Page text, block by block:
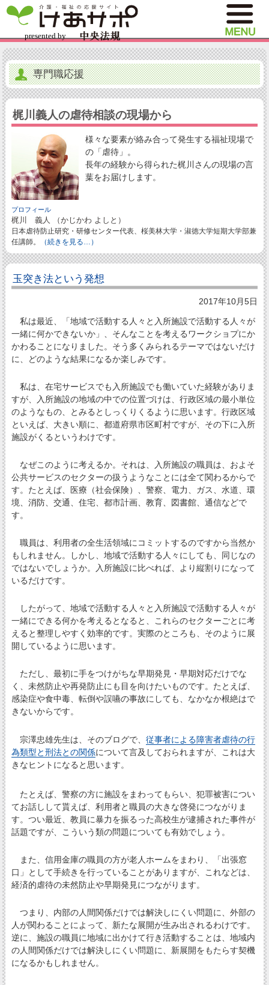
専門職応援
梶川義人の虐待相談の現場から
様々な要素が絡み合って発生する福祉現場で
の「虐待」。
長年の経験から得られた梶川さんの現場の言
葉をお届けします。
プロフィール
梶川 義人 （かじかわ よしと）
日本虐待防止研究・研修センター代表、桜美林大学・淑徳大学短期大学部兼
任講師。
（続きを見る…）
玉突き法という発想
2017年10月5日
私は最近、「地域で活動する人々と入所施設で活動する人々が
一緒に何かできないか」、そんなことを考えるワークショプにか
かわることになりました。そう多くみられるテーマではないだけ
に、どのような結果になるか楽しみです。
私は、在宅サービスでも入所施設でも働いていた経験がありま
すが、入所施設の地域の中での位置づけは、行政区域の最小単位
のようなもの、とみるとしっくりくるように思います。行政区域
といえば、大きい順に、都道府県市区町村ですが、その下に入所
施設がくるというわけです。
なぜこのように考えるか。それは、入所施設の職員は、およそ
公共サービスのセクターの扱うようなことには全て関わるからで
す。たとえば、医療（社会保険）、警察、電力、ガス、水道、環
境、消防、交通、住宅、都市計画、教育、図書館、通信などで
す。
職員は、利用者の全生活領域にコミットするのですから当然か
もしれません。しかし、地域で活動する人々にしても、同じなの
ではないでしょうか。入所施設に比べれば、より縦割りになって
いるだけです。
したがって、地域で活動する人々と入所施設で活動する人々が
一緒にできる何かを考えるとなると、これらのセクターごとに考
えると整理しやすく効率的です。実際のところも、そのように展
開しているように思います。
ただし、最初に手をつけがちな早期発見・早期対応だけでな
く、未然防止や再発防止にも目を向けたいものです。たとえば、
感染症や食中毒、転倒や誤嚥の事故にしても、なかなか根絶はで
きないからです。
宗澤忠雄先生は、そのブログで、 従事者による障害者虐待の行
為類型と刑法との関係について言及しておられますが、これは大
きなヒントになると思います。
たとえば、警察の方に施設をまわってもらい、犯罪被害につい
てお話しして貰えば、利用者と職員の大きな啓発につながりま
す。つい最近、教員に暴力を振るった高校生が逮捕された事件が
話題ですが、こういう類の問題についても有効でしょう。
また、信用金庫の職員の方が老人ホームをまわり、「出張窓
口」として手続きを行っていることがありますが、これなどは、
経済的虐待の未然防止や早期発見につながります。
つまり、内部の人間関係だけでは解決しにくい問題に、外部の
人が関わることによって、新たな展開が生み出されるわけです。
逆に、施設の職員に地域に出かけて行き活動することは、地域内
の人間関係だけでは解決しにくい問題に、新展開をもたらす契機
になるかもしれません。